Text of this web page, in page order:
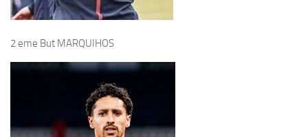
2 eme But MARQUIHOS